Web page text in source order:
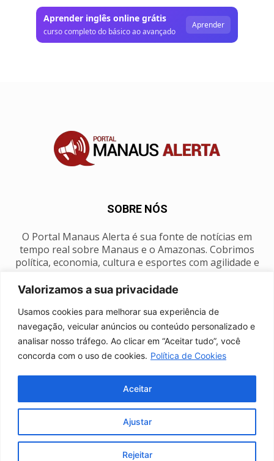
Valorizamos a sua privacidade
Usamos cookies para melhorar sua experiência de
navegação, veicular anúncios ou conteúdo personalizado e
analisar nosso tráfego. Ao clicar em “Aceitar tudo”, você
concorda com o uso de cookies. Política de Cookies
Ajustar
Rejeitar
Aceitar
Aprender inglês online grátis
curso completo do básico ao avançado
Aprender
SOBRE NÓS
O Portal Manaus Alerta é sua fonte de notícias em
tempo real sobre Manaus e o Amazonas. Cobrimos
política, economia, cultura e esportes com agilidade e
SIGA-NOS
Fale conosco
Manaus Clima